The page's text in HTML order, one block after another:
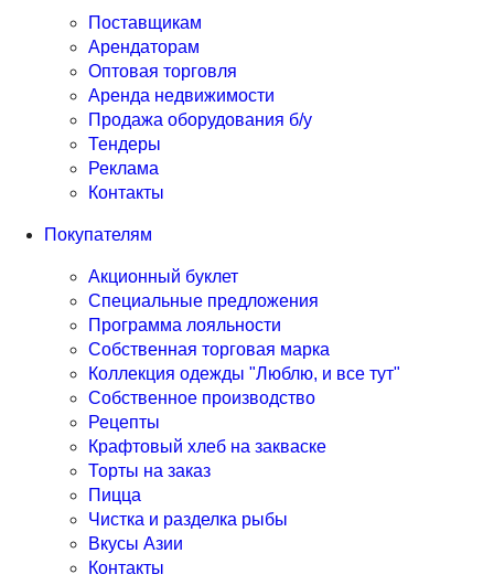
Поставщикам
Арендаторам
Оптовая торговля
Аренда недвижимости
Продажа оборудования б/у
Тендеры
Реклама
Контакты
Покупателям
Акционный буклет
Специальные предложения
Программа лояльности
Собственная торговая марка
Коллекция одежды "Люблю, и все тут"
Собственное производство
Рецепты
Крафтовый хлеб на закваске
Торты на заказ
Пицца
Чистка и разделка рыбы
Вкусы Азии
Контакты